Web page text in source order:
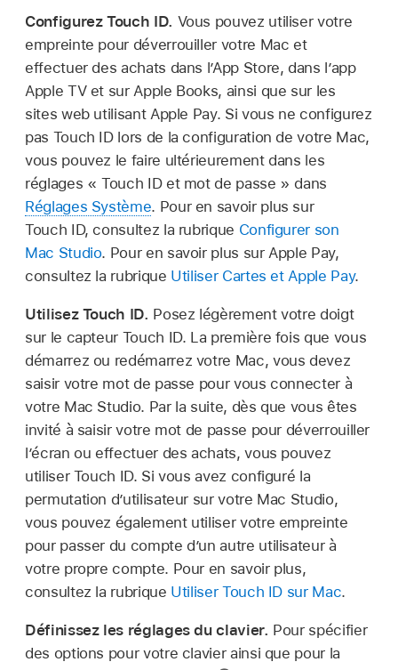
Configurez Touch ID. Vous pouvez utiliser votre
empreinte pour déverrouiller votre Mac et
effectuer des achats dans l’App Store, dans l’app
Apple TV et sur Apple Books, ainsi que sur les
sites web utilisant Apple Pay. Si vous ne configurez
pas Touch ID lors de la configuration de votre Mac,
vous pouvez le faire ultérieurement dans les
réglages « Touch ID et mot de passe » dans
Réglages Système. Pour en savoir plus sur
Touch ID, consultez la rubrique Configurer son
Mac Studio. Pour en savoir plus sur Apple Pay,
consultez la rubrique Utiliser Cartes et Apple Pay.
Utilisez Touch ID. Posez légèrement votre doigt
sur le capteur Touch ID. La première fois que vous
démarrez ou redémarrez votre Mac, vous devez
saisir votre mot de passe pour vous connecter à
votre Mac Studio. Par la suite, dès que vous êtes
invité à saisir votre mot de passe pour déverrouiller
l’écran ou effectuer des achats, vous pouvez
utiliser Touch ID. Si vous avez configuré la
permutation d’utilisateur sur votre Mac Studio,
vous pouvez également utiliser votre empreinte
pour passer du compte d’un autre utilisateur à
votre propre compte. Pour en savoir plus,
consultez la rubrique Utiliser Touch ID sur Mac.
Définissez les réglages du clavier. Pour spécifier
des options pour votre clavier ainsi que pour la